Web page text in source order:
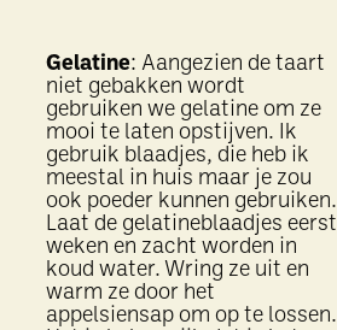
Gelatine: Aangezien de taart
niet gebakken wordt
gebruiken we gelatine om ze
mooi te laten opstijven. Ik
gebruik blaadjes, die heb ik
meestal in huis maar je zou
ook poeder kunnen gebruiken.
Laat de gelatineblaadjes eerst
weken en zacht worden in
koud water. Wring ze uit en
warm ze door het
appelsiensap om op te lossen.